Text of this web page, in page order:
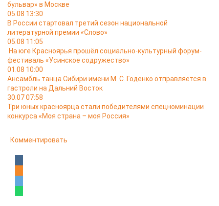
бульвар» в Москве
05.08 13:30
В России стартовал третий сезон национальной
литературной премии «Слово»
05.08 11:05
На юге Красноярья прошёл социально-культурный форум-
фестиваль «Усинское содружество»
01.08 10:00
Ансамбль танца Сибири имени М. С. Годенко отправляется в
гастроли на Дальний Восток
30.07 07:58
Три юных красноярца стали победителями спецноминации
конкурса «Моя страна – моя Россия»
Комментировать